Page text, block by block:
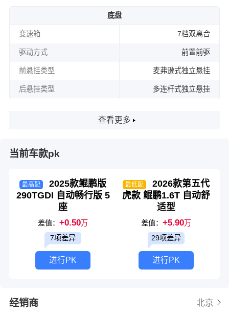
底盘
变速箱 7档双离合
驱动方式 前置前驱
前悬挂类型 麦弗逊式独立悬挂
后悬挂类型 多连杆式独立悬挂
查看更多
当前车款pk
最高配
2025款鲲鹏版
290TGDI 自动畅行版 5
座
差值：+0.50万
7项差异
进行PK
最低配
2026款第五代
虎款 鲲鹏1.6T 自动舒
适型
差值： +5.90万
29项差异
进行PK
经销商 北京